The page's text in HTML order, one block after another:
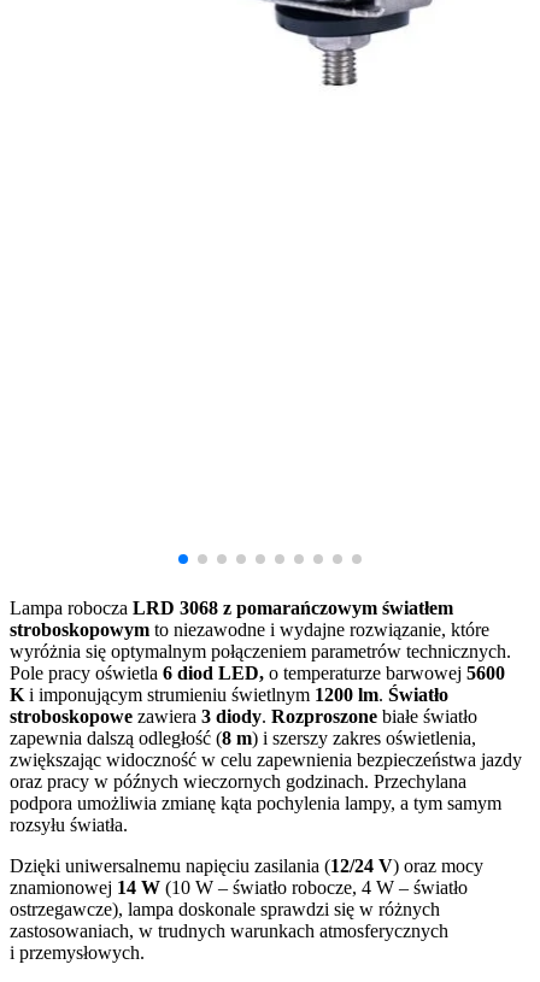
Lampa robocza LRD 3068 z pomarańczowym światłem
stroboskopowym to niezawodne i wydajne rozwiązanie, które
wyróżnia się optymalnym połączeniem parametrów technicznych.
Pole pracy oświetla 6 diod LED, o temperaturze barwowej 5600
K i imponującym strumieniu świetlnym 1200 lm. Światło
stroboskopowe zawiera 3 diody. Rozproszone białe światło
zapewnia dalszą odległość (8 m) i szerszy zakres oświetlenia,
zwiększając widoczność w celu zapewnienia bezpieczeństwa jazdy
oraz pracy w późnych wieczornych godzinach. Przechylana
podpora umożliwia zmianę kąta pochylenia lampy, a tym samym
rozsyłu światła.
Dzięki uniwersalnemu napięciu zasilania (12/24 V) oraz mocy
znamionowej 14 W (10 W – światło robocze, 4 W – światło
ostrzegawcze), lampa doskonale sprawdzi się w różnych
zastosowaniach, w trudnych warunkach atmosferycznych
i przemysłowych.